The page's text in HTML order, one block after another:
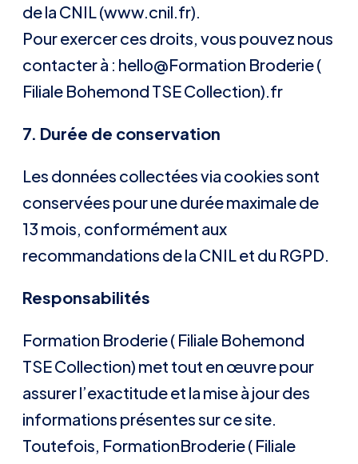
de la CNIL (www.cnil.fr).
Pour exercer ces droits, vous pouvez nous
contacter à : hello@Formation Broderie (
Filiale Bohemond TSE Collection).fr
7. Durée de conservation
Les données collectées via cookies sont
conservées pour une durée maximale de
13 mois, conformément aux
recommandations de la CNIL et du RGPD.
Responsabilités
Formation Broderie ( Filiale Bohemond
TSE Collection) met tout en œuvre pour
assurer l’exactitude et la mise à jour des
informations présentes sur ce site.
Toutefois, FormationBroderie ( Filiale